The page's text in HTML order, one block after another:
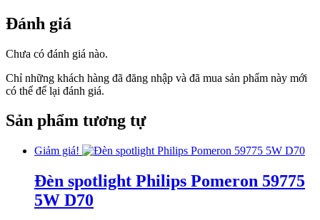
Đánh giá
Chưa có đánh giá nào.
Chỉ những khách hàng đã đăng nhập và đã mua sản phẩm này mới
có thể để lại đánh giá.
Sản phẩm tương tự
Giảm giá!
Đèn spotlight Philips Pomeron 59775
5W D70